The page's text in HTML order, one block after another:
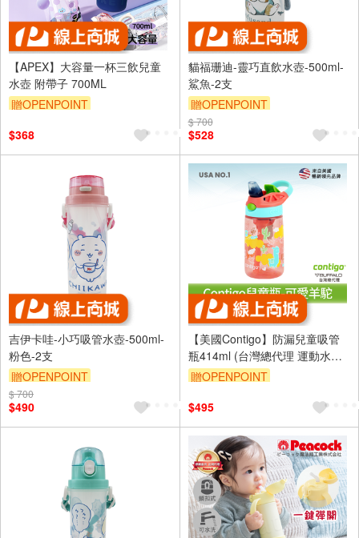
【APEX】大容量一杯三飲兒童
水壺 附帶子 700ML
贈OPENPOINT
$368
貓福珊迪-靈巧直飲水壺-500ml-
鯊魚-2支
贈OPENPOINT
$ 700
$528
吉伊卡哇-小巧吸管水壺-500ml-
粉色-2支
贈OPENPOINT
$ 700
$490
【美國Contigo】防漏兒童吸管
瓶414ml (台灣總代理 運動水瓶
水壺 吸嘴)
贈OPENPOINT
$495